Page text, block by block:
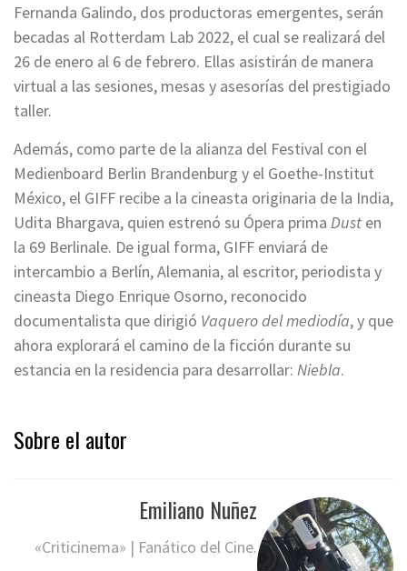
Fernanda Galindo, dos productoras emergentes, serán
becadas al Rotterdam Lab 2022, el cual se realizará del
26 de enero al 6 de febrero. Ellas asistirán de manera
virtual a las sesiones, mesas y asesorías del prestigiado
taller.
Además, como parte de la alianza del Festival con el
Medienboard Berlin Brandenburg y el Goethe-Institut
México, el GIFF recibe a la cineasta originaria de la India,
Udita Bhargava, quien estrenó su Ópera prima Dust en
la 69 Berlinale. De igual forma, GIFF enviará de
intercambio a Berlín, Alemania, al escritor, periodista y
cineasta Diego Enrique Osorno, reconocido
documentalista que dirigió Vaquero del mediodía, y que
ahora explorará el camino de la ficción durante su
estancia en la residencia para desarrollar: Niebla.
Sobre el autor
Emiliano Nuñez
«Criticinema» | Fanático del Cine.